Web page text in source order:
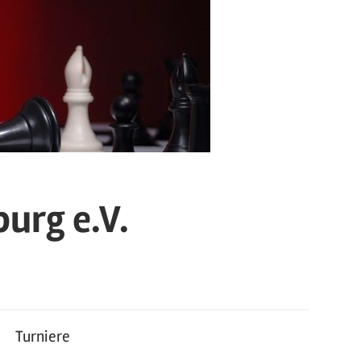
e.V.
Turniere